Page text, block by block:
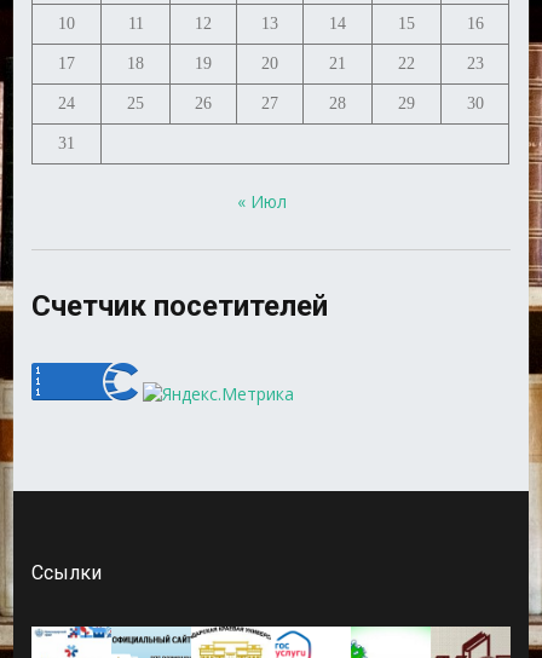
10 11 12 13 14 15 16
17 18 19 20 21 22 23
24 25 26 27 28 29 30
31
« Июл
Счетчик посетителей
Ссылки